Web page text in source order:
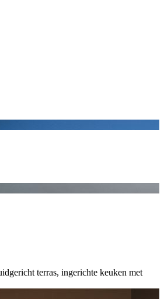
terras, ingerichte keuken met